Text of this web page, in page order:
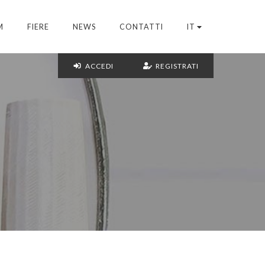
FIERE NEWS CONTATTI IT
ACCEDI REGISTRATI